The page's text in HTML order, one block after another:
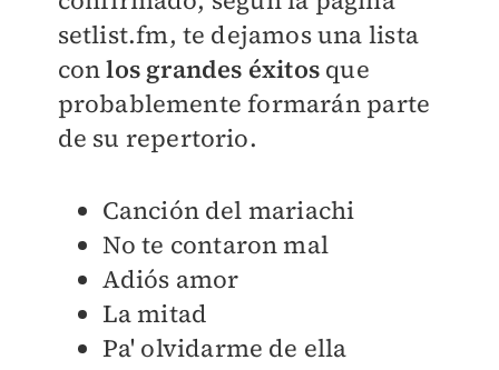
setlist.fm, te dejamos una lista
conlos grandes éxitosque
probablemente formarán parte
de su repertorio.
Canción del mariachi
No te contaron mal
Adiós amor
La mitad
Pa' olvidarme de ella